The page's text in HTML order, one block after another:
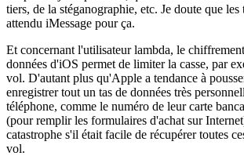
tiers, de la stéganographie, etc. Je doute que les
attendu iMessage pour ça.
Et concernant l'utilisateur lambda, le
données d'iOS permet de limiter la casse, par
vol. D'autant plus qu'Apple a tendance à
enregistrer tout un tas de données très
téléphone, comme le numéro de leur carte
(pour remplir les formulaires d'achat sur
catastrophe s'il était facile de récupérer toutes
vol.